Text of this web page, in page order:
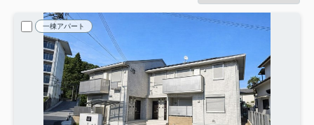
一棟アパート